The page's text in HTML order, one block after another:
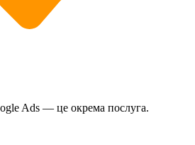
Ads — це окрема послуга.